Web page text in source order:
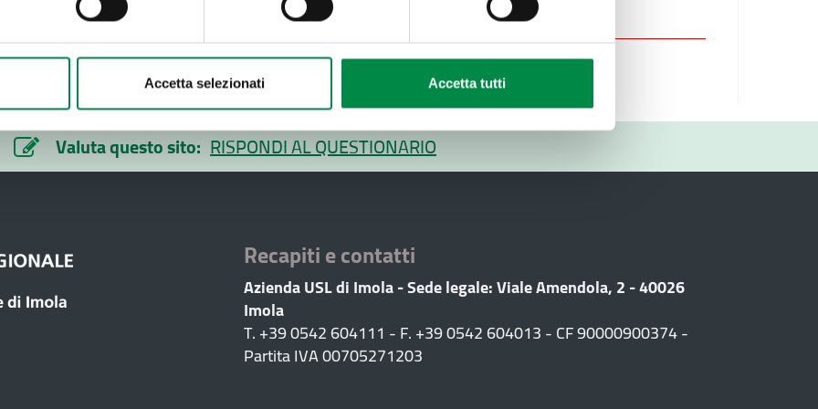
Accetta selezionati Accetta tutti
tracciatura degli accessi ai locali di lavoro presso l'azienda sanitaria.
pagina:
Valuta questo sito: RISPONDI AL QUESTIONARIO
Recapiti e contatti
Azienda USL di Imola - Sede legale: Viale Amendola, 2 - 40026
Imola
T. +39 0542 604111 - F. +39 0542 604013 - CF 90000900374 -
Partita IVA 00705271203